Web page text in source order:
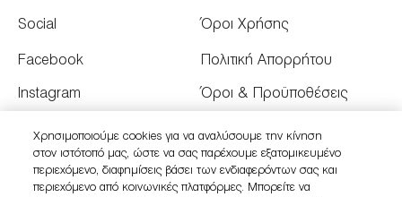
Social
Facebook
Instagram
Twitter
Όροι Χρήσης
Πολιτική Απορρήτου
Όροι & Προϋποθέσεις
Διαχειριστείτε τα Cookies
του Ιστότοπου
Χρησιμοποιούμε cookies για να αναλύσουμε την κίνηση
στον ιστότοπό μας, ώστε να σας παρέχουμε εξατομικευμένο
περιεχόμενο, διαφημίσεις βάσει των ενδιαφερόντων σας και
περιεχόμενο από κοινωνικές πλατφόρμες. Μπορείτε να